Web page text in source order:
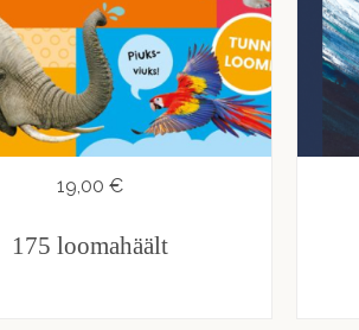
19,00 €
175 loomahäält